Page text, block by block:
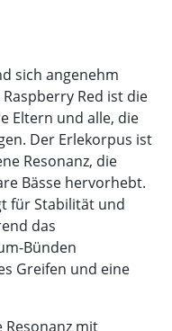
sich angenehm
Red ist die
Eltern und alle, die
Der Erlekorpus ist
Resonanz, die
Bässe hervorhebt.
für Stabilität und
das
Bünden
Greifen und eine
Resonanz mit